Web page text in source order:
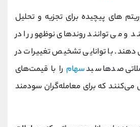
های پیچیده برای تجزیه و تحلیل
و می توانند روندهای نوظهور را در
با توانایی تشخیص تغییرات در
صدها سبدسهام را با قیمت‌های
می‌کنند که برای معامله‌گران سودمند